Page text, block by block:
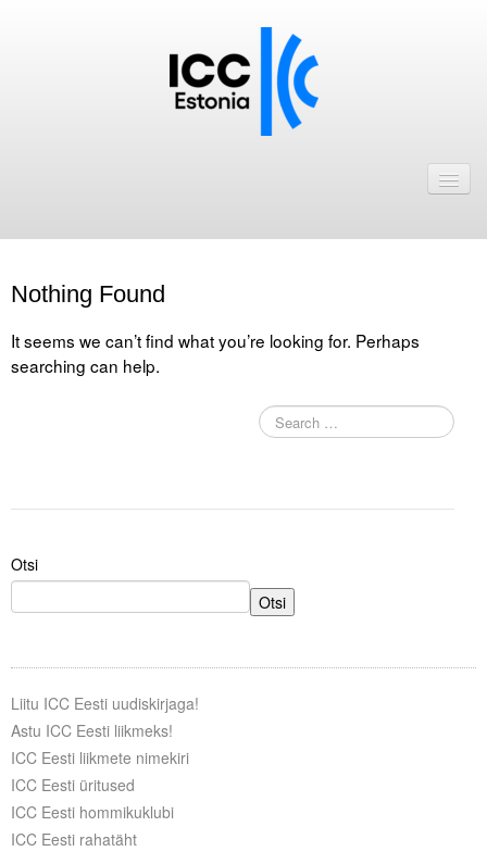
ICC Eesti liikmebaas
Liikmete pakkumised
Publikatsioonid
Arvamus
Viidad
ICC WBO
ICC komisjonid
Digiraamatukogu
Juhendid ja väljaanded
Nothing Found
It seems we can’t find what you’re looking for. Perhaps
searching can help.
Otsi
Otsi
Liitu ICC Eesti uudiskirjaga!
Astu ICC Eesti liikmeks!
ICC Eesti liikmete nimekiri
ICC Eesti üritused
ICC Eesti hommikuklubi
ICC Eesti rahatäht